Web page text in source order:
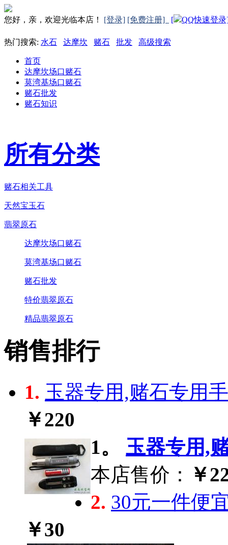
您好，亲，欢迎光临本店！ [登录] [免费注册] [ QQ快速登
热门搜索: 水石 达摩坎 赌石 批发 高级搜索
首页
达摩坎场口赌石
莫湾基场口赌石
赌石批发
赌石知识
所有分类
赌石相关工具
天然宝玉石
翡翠原石
达摩坎场口赌石
莫湾基场口赌石
赌石批发
特价翡翠原石
精品翡翠原石
销售排行
1. 玉器专用,赌石专用
￥220
1。
玉器专用,
本店售价：
￥
2. 30元一件便
￥30